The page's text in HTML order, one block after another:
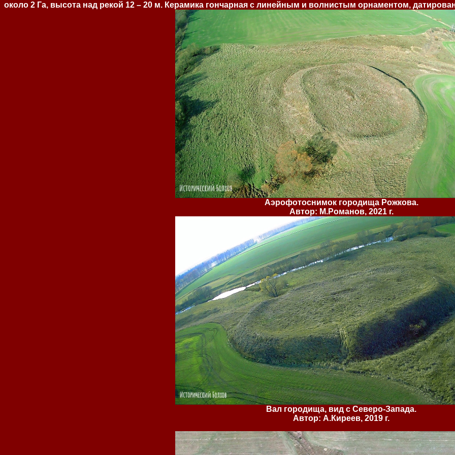
около 2 Га, высота над рекой 12 – 20 м. Керамика гончарная с линейным и волнистым орнаментом,
Аэрофотоснимок городища Рожкова.
Автор: М.Романов, 2021 г.
Вал городища, вид с Северо-Запада.
Автор: А.Киреев, 2019 г.